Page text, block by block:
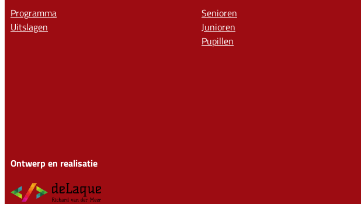
Programma
Uitslagen
Senioren
Junioren
Pupillen
Ontwerp en realisatie